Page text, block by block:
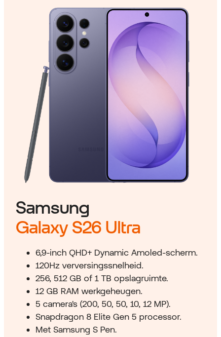
Samsung
Galaxy S26 Ultra
6,9-inch QHD+ Dynamic Amoled-scherm.
120Hz verversingssnelheid.
256, 512 GB of 1 TB opslagruimte.
12 GB RAM werkgeheugen.
5 camera's (200, 50, 50, 10, 12 MP).
Snapdragon 8 Elite Gen 5 processor.
Met Samsung S Pen.